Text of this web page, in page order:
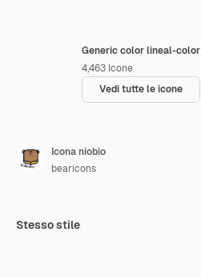
Generic color lineal-color
4,463 Icone
Vedi tutte le icone
Icona niobio
bearicons
Stesso stile